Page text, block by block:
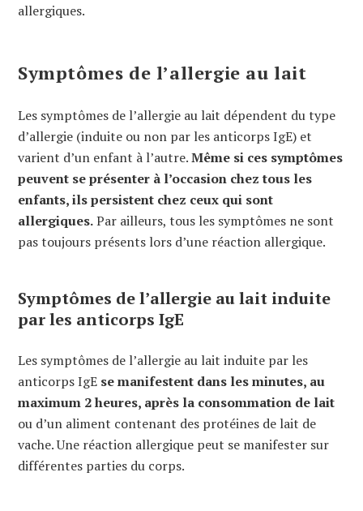
allergiques.
Symptômes de l’allergie au lait
Les symptômes de l’allergie au lait dépendent du type
d’allergie (induite ou non par les anticorps IgE) et
varient d’un enfant à l’autre.Même si ces symptômes
peuvent se présenter à l’occasion chez tous les
enfants, ils persistent chez ceux qui sont
allergiques.Par ailleurs, tous les symptômes ne sont
pas toujours présents lors d’une réaction allergique.
Symptômes de l’allergie au lait induite
par les anticorps IgE
Les symptômes de l’allergie au lait induite par les
anticorps IgE se manifestent dans les minutes, au
maximum 2 heures, après la consommation de lait
ou d’un aliment contenant des protéines de lait de
vache. Une réaction allergique peut se manifester sur
différentes parties du corps.